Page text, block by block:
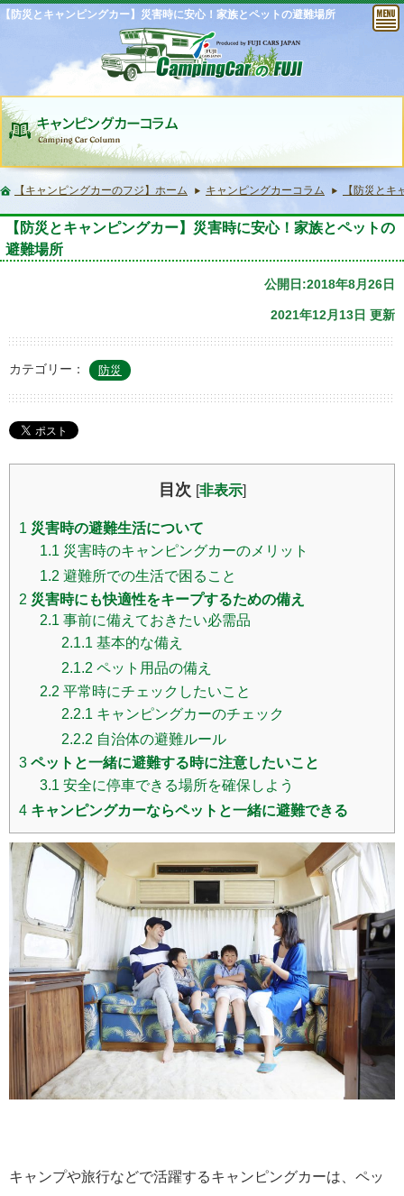
【防災とキャンピングカー】災害時に安心！家族とペットの避難場所
【キャンピングカーのフジ】ホーム キャンピングカーコラム 【防災と
【防災とキャンピングカー】災害時に安心！家族とペットの
避難場所
公開日:2018年8月26日
2021年12月13日 更新
カテゴリー： 防災
目次 [非表示]
1 災害時の避難生活について
1.1 災害時のキャンピングカーのメリット
1.2 避難所での生活で困ること
2 災害時にも快適性をキープするための備え
2.1 事前に備えておきたい必需品
2.1.1 基本的な備え
2.1.2 ペット用品の備え
2.2 平常時にチェックしたいこと
2.2.1 キャンピングカーのチェック
2.2.2 自治体の避難ルール
3 ペットと一緒に避難する時に注意したいこと
3.1 安全に停車できる場所を確保しよう
4 キャンピングカーならペットと一緒に避難できる
キャンプや旅行などで活躍するキャンピングカーは、ペッ